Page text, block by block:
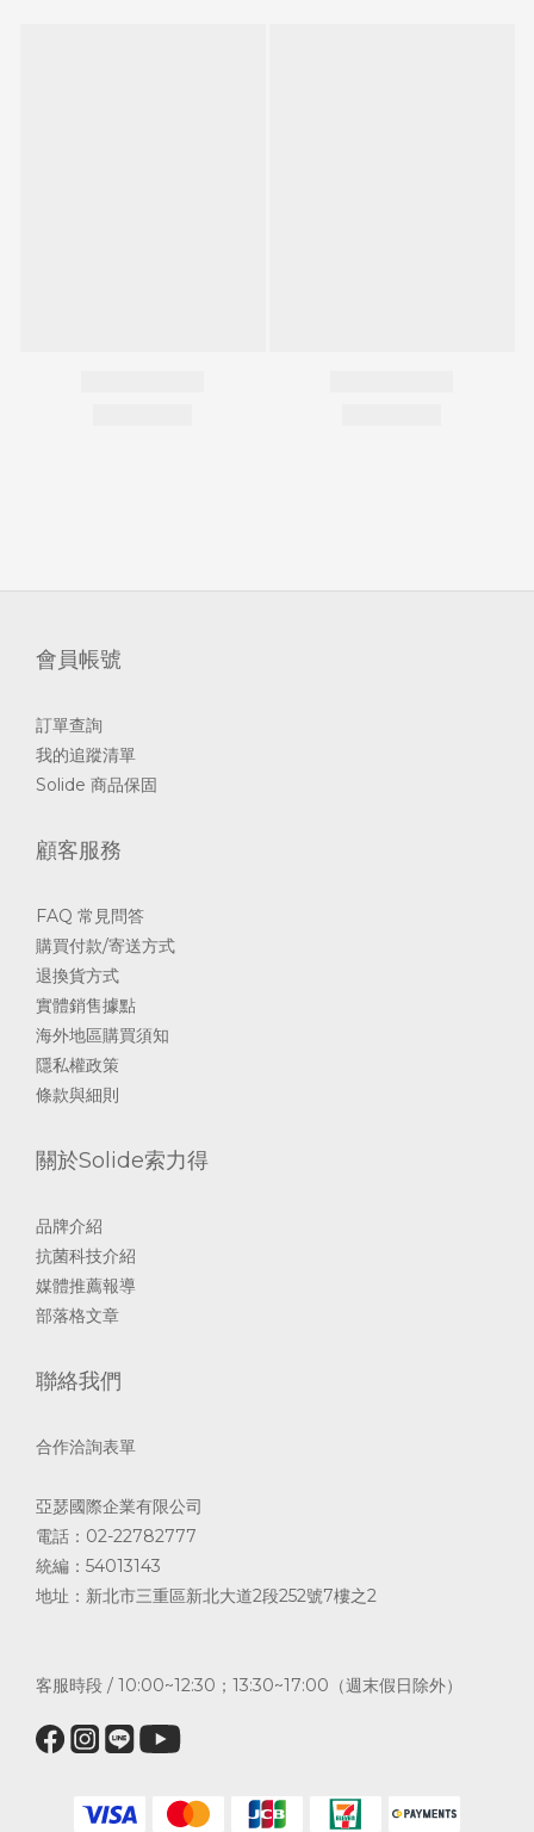
會員帳號
訂單查詢
我的追蹤清單
Solide 商品保固
顧客服務
FAQ 常見問答
購買付款/寄送方式
退換貨方式
實體銷售據點
海外地區購買須知
隱私權政策
條款與細則
關於Solide索力得
品牌介紹
抗菌科技介紹
媒體推薦報導
部落格文章
聯絡我們
合作洽詢表單
亞瑟國際企業有限公司
電話：02-22782777
統編：54013143
地址：新北市三重區新北大道2段252號7樓之2
客服時段 / 10:00~12:30；13:30~17:00（週末假日除外）